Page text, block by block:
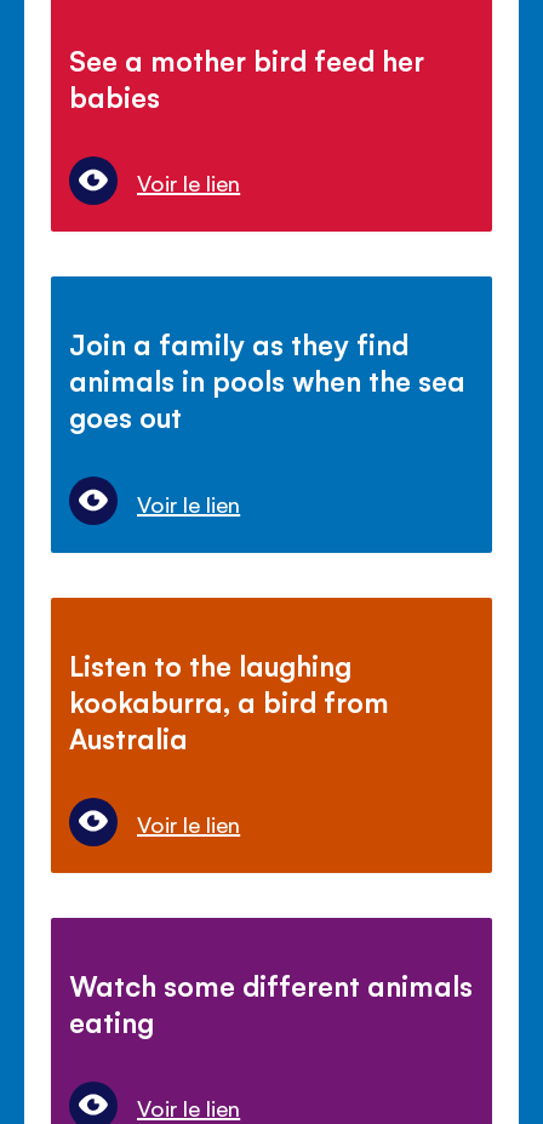
See a mother bird feed her
babies
Voir le lien
Join a family as they find
animals in pools when the sea
goes out
Voir le lien
Listen to the laughing
kookaburra, a bird from
Australia
Voir le lien
Watch some different animals
eating
Voir le lien